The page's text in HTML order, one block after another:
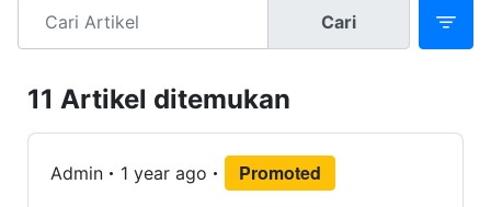
Cari
11 Artikel ditemukan
Admin 1 year ago Promoted